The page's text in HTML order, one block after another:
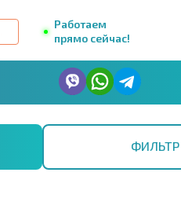
Работаем
прямо сейчас!